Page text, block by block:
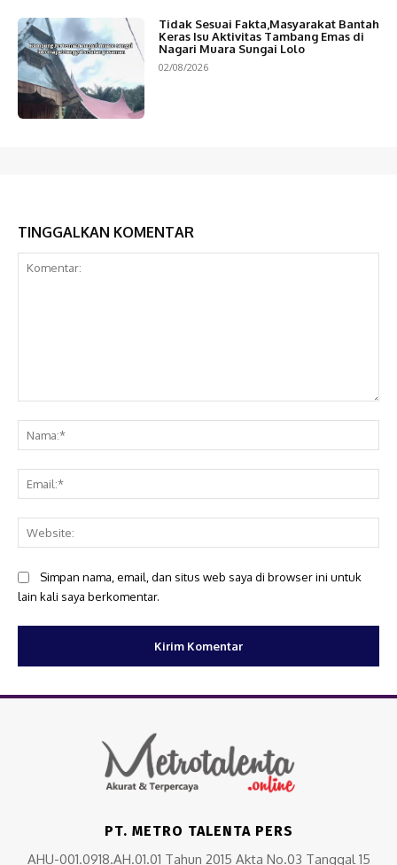
Tidak Sesuai Fakta,Masyarakat Bantah
Keras Isu Aktivitas Tambang Emas di
Nagari Muara Sungai Lolo
02/08/2026
TINGGALKAN KOMENTAR
Simpan nama, email, dan situs web saya di browser ini untuk
lain kali saya berkomentar.
PT. METRO TALENTA PERS
AHU-001.0918.AH.01.01 Tahun 2015 Akta No.03 Tanggal 15